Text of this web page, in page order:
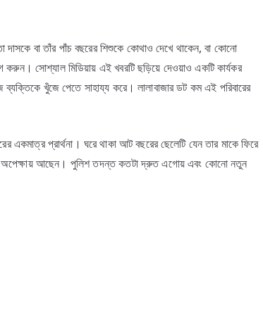
দাসকে বা তাঁর পাঁচ বছরের শিশুকে কোথাও দেখে থাকেন, বা কোনো
করুন। সোশ্যাল মিডিয়ায় এই খবরটি ছড়িয়ে দেওয়াও একটি কার্যকর
খুঁজে পেতে সাহায্য করে। লালাবাজার ডট কম এই পরিবারের
প্রার্থনা। ঘরে থাকা আট বছরের ছেলেটি যেন তার মাকে ফিরে
অপেক্ষায় আছেন। পুলিশ তদন্ত কতটা দ্রুত এগোয় এবং কোনো নতুন